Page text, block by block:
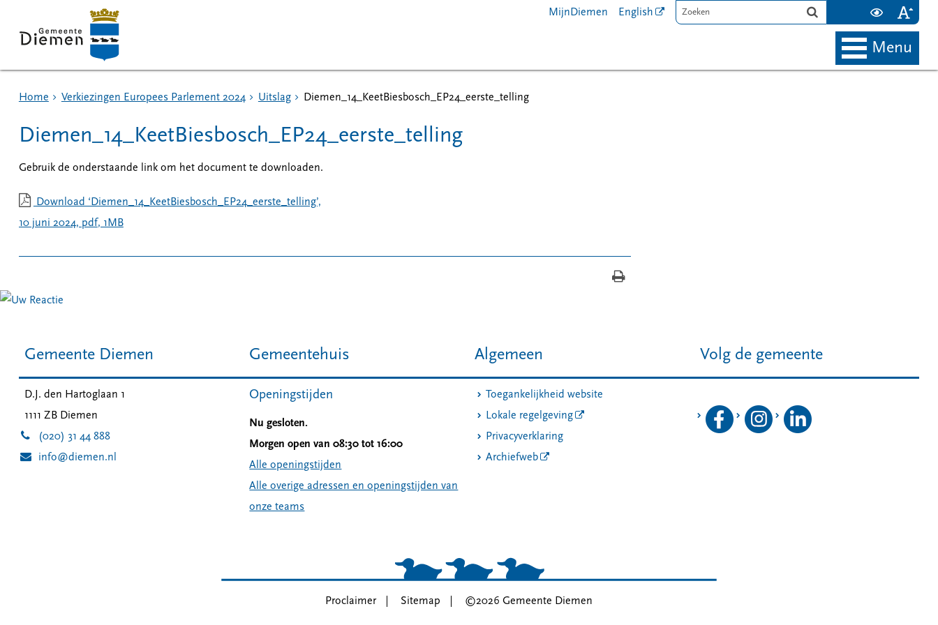
MijnDiemen English
menu
Home Verkiezingen Europees Parlement 2024 Uitslag Diemen_14_KeetBiesbosch_EP24_eerste_telling
Diemen_14_KeetBiesbosch_EP24_eerste_telling
Gebruik de onderstaande link om het document te downloaden.
Download ‘Diemen_14_KeetBiesbosch_EP24_eerste_telling’,
10 juni 2024, pdf, 1MB
Gemeente Diemen
D.J. den Hartoglaan 1
1111 ZB Diemen
(020) 31 44 888
info@diemen.nl
Gemeentehuis
Openingstijden
Nu gesloten.
Morgen open van 08:30 tot 16:00
Alle openingstijden
Alle overige adressen en openingstijden van
onze teams
Algemeen
Toegankelijkheid website
Lokale regelgeving
Privacyverklaring
Archiefweb
Volg de gemeente
Proclaimer Sitemap ©2026 Gemeente Diemen